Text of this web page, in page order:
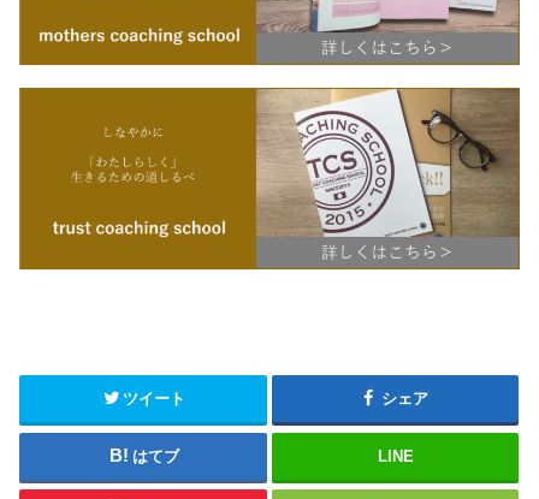
ツイート シェア
はてブ LINE